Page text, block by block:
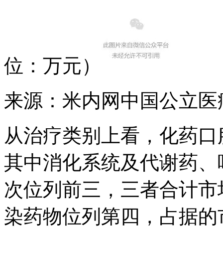
位：万元）
来源：米内网中国公立
从治疗类别上看，化药
其中消化系统及代谢药
次位列前三，三者合计
染药物位列第四，占据